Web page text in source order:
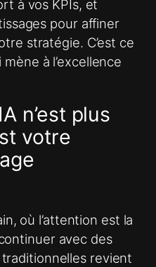
à vos KPIs, et
pour affiner
stratégie. C’est ce
à l’excellence
n’est plus
votre
où l’attention est la
avec des
revient